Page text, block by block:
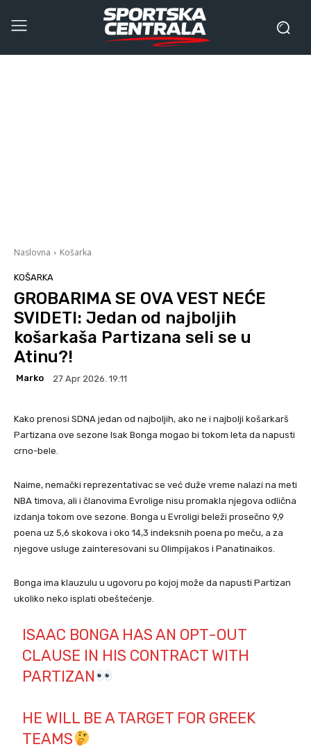
Naslovna Košarka
KOŠARKA
GROBARIMA SE OVA VEST NEĆE
SVIDETI: Jedan od najboljih
košarkaša Partizana seli se u
Atinu?!
Marko 27 Apr 2026. 19:11
Kako prenosi SDNA jedan od najboljih, ako ne i najbolji košarkarš
Partizana ove sezone Isak Bonga mogao bi tokom leta da napusti
crno-bele.
Naime, nemački reprezentativac se već duže vreme nalazi na meti
NBA timova, ali i članovima Evrolige nisu promakla njegova odlična
izdanja tokom ove sezone. Bonga u Evroligi beleži prosečno 9,9
poena uz 5,6 skokova i oko 14,3 indeksnih poena po meču, a za
njegove usluge zainteresovani su Olimpijakos i Panatinaikos.
Bonga ima klauzulu u ugovoru po kojoj može da napusti Partizan
ukoliko neko isplati obeštećenje.
ISAAC BONGA HAS AN OPT-OUT
CLAUSE IN HIS CONTRACT WITH
PARTIZAN
HE WILL BE A TARGET FOR GREEK
TEAMS